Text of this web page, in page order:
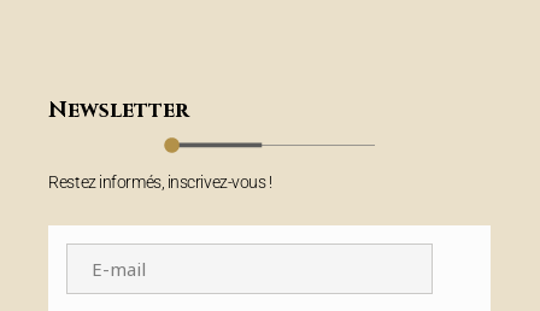
Newsletter
Restez informés, inscrivez-vous !